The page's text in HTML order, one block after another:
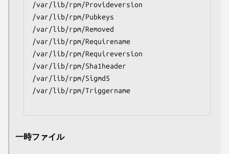
/var/lib/rpm/Provideversion
/var/lib/rpm/Pubkeys
/var/lib/rpm/Removed
/var/lib/rpm/Requirename
/var/lib/rpm/Requireversion
/var/lib/rpm/Sha1header
/var/lib/rpm/Sigmd5
/var/lib/rpm/Triggername
一時ファイル